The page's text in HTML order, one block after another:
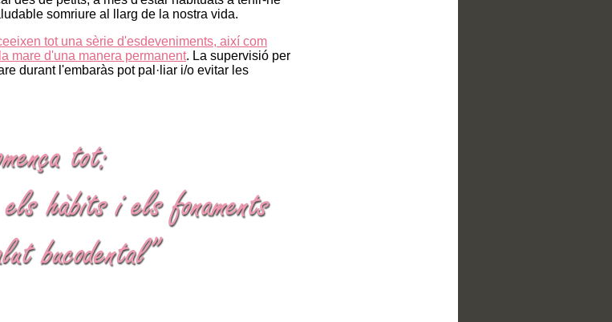
somriure al llarg de la nostra vida.
tot una sèrie d'esdeveniments, així com
mare d'una manera permanent. La supervisió per
durant l'embaràs pot pal·liar i/o evitar les